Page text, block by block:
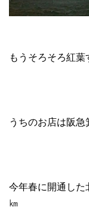
もうそろそろ紅葉
うちのお店は阪
今年春に開通し
㎞